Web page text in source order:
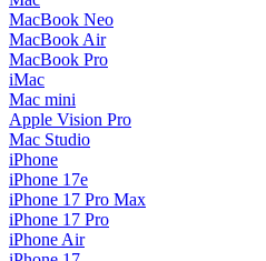
MacBook Neo
MacBook Air
MacBook Pro
iMac
Mac mini
Apple Vision Pro
Mac Studio
iPhone
iPhone 17e
iPhone 17 Pro Max
iPhone 17 Pro
iPhone Air